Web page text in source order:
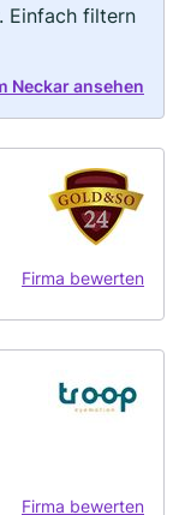
Einfach filtern
Neckar ansehen
Firma bewerten
Firma bewerten